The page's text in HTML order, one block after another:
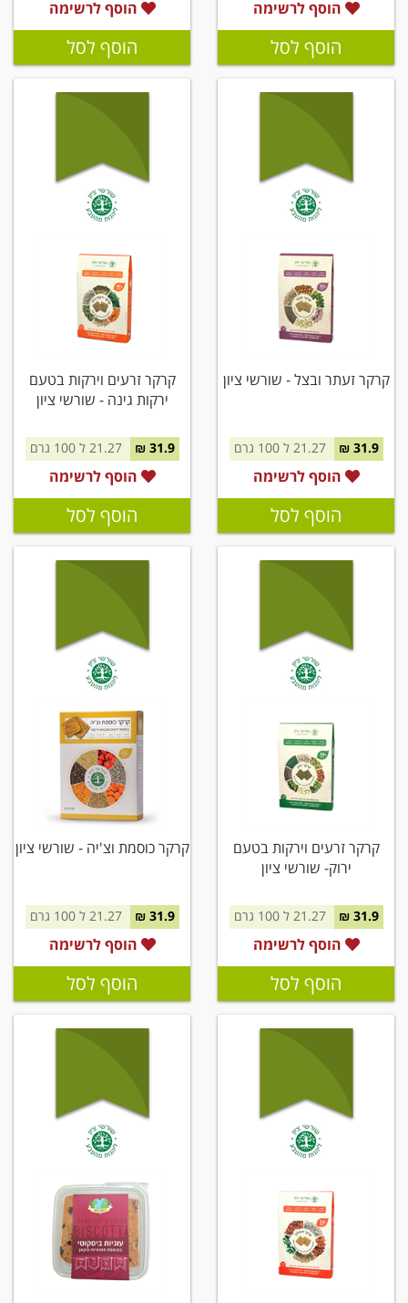
הוסף לרשימה
הוסף לסל
הוסף לרשימה
הוסף לסל
קרקר זעתר ובצל - שורשי ציון
31.9 ₪ 21.27 ל 100 גרם
הוסף לרשימה
הוסף לסל
קרקר זרעים וירקות בטעם
ירקות גינה - שורשי ציון
31.9 ₪ 21.27 ל 100 גרם
הוסף לרשימה
הוסף לסל
קרקר זרעים וירקות בטעם
ירוק- שורשי ציון
31.9 ₪ 21.27 ל 100 גרם
הוסף לרשימה
הוסף לסל
קרקר כוסמת וצ'יה - שורשי ציון
31.9 ₪ 21.27 ל 100 גרם
הוסף לרשימה
הוסף לסל